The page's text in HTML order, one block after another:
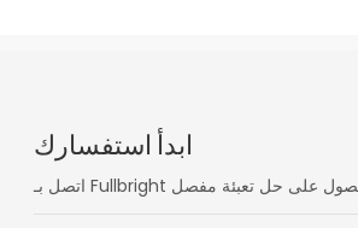
ابدأ استفسارك